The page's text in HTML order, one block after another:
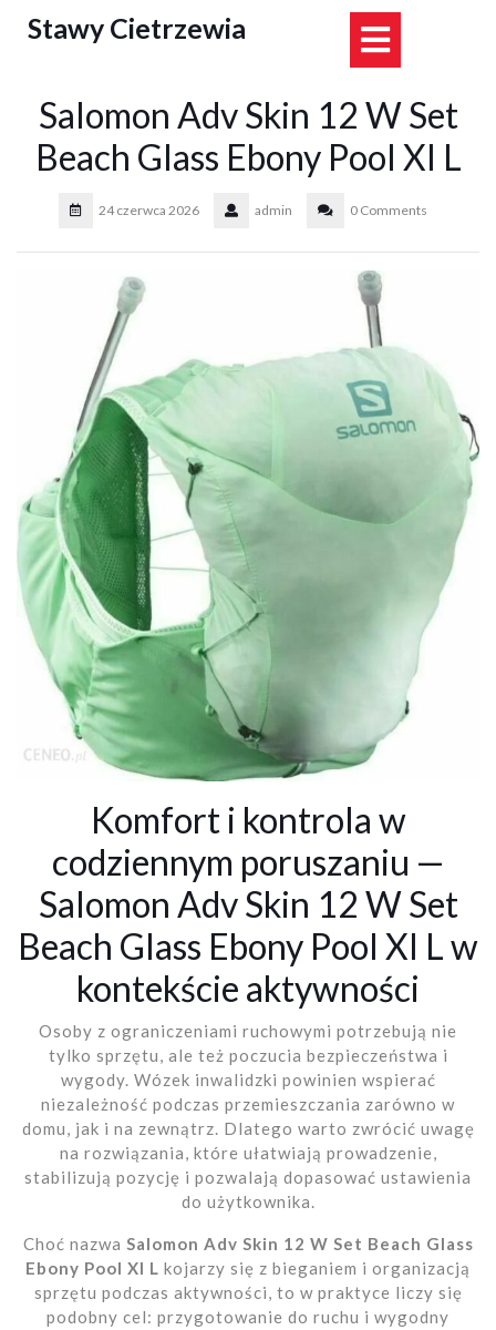
Stawy Cietrzewia
Salomon Adv Skin 12 W Set
Beach Glass Ebony Pool Xl L
24 czerwca 2026 admin 0 Comments
Komfort i kontrola w
codziennym poruszaniu —
Salomon Adv Skin 12 W Set
Beach Glass Ebony Pool Xl L w
kontekście aktywności
Osoby z ograniczeniami ruchowymi potrzebują nie
tylko sprzętu, ale też poczucia bezpieczeństwa i
wygody. Wózek inwalidzki powinien wspierać
niezależność podczas przemieszczania zarówno w
domu, jak i na zewnątrz. Dlatego warto zwrócić uwagę
na rozwiązania, które ułatwiają prowadzenie,
stabilizują pozycję i pozwalają dopasować ustawienia
do użytkownika.
Choć nazwa Salomon Adv Skin 12 W Set Beach Glass
Ebony Pool Xl L kojarzy się z bieganiem i organizacją
sprzętu podczas aktywności, to w praktyce liczy się
podobny cel: przygotowanie do ruchu i wygodny